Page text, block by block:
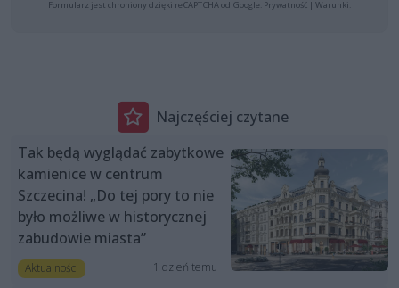
Formularz jest chroniony dzięki reCAPTCHA od Google: Prywatność | Warunki
Najczęściej czytane
Tak będą wyglądać zabytkowe
kamienice w centrum
Szczecina! „Do tej pory to nie
było możliwe w historycznej
zabudowie miasta”
Aktualności 1 dzień temu